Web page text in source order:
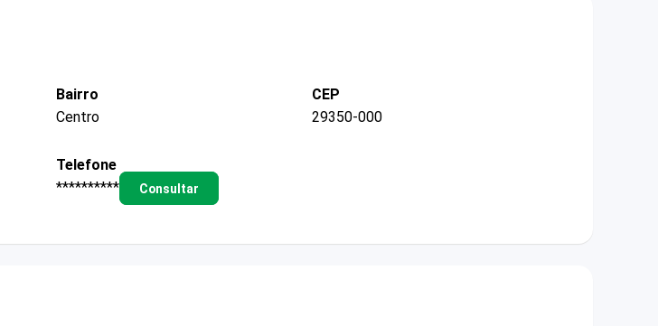
Bairro
Centro
CEP
29350-000
Telefone
**********
Consultar